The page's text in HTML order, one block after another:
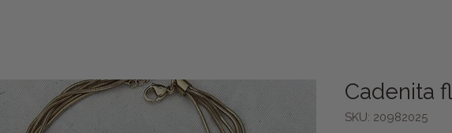
Cadenita
SKU: 20982025